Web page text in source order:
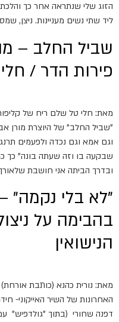
הזוג שלי שנתראה אחר כך
ליד שתי נשים מעניינות. ניצן,
שביל החלב –
פירות הדר /
מאת: חלי טל שלם ריח של
"שביל החלב" של היוצרת מורן
וגם אמא וגם נכדה ולפעמים
שבקעה בו וזה שעתה בונה" כך
ובדרך הביתה אני חושבת
"לא בלי נקמה"
בהבימה על
הנישואין
מאת: נורית כהנא (כותבת
האחרונות של השיר האייקוני-